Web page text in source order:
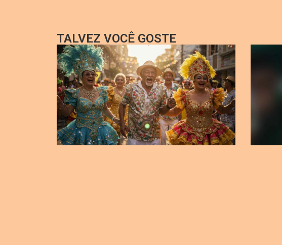
TALVEZ VOCÊ GOSTE